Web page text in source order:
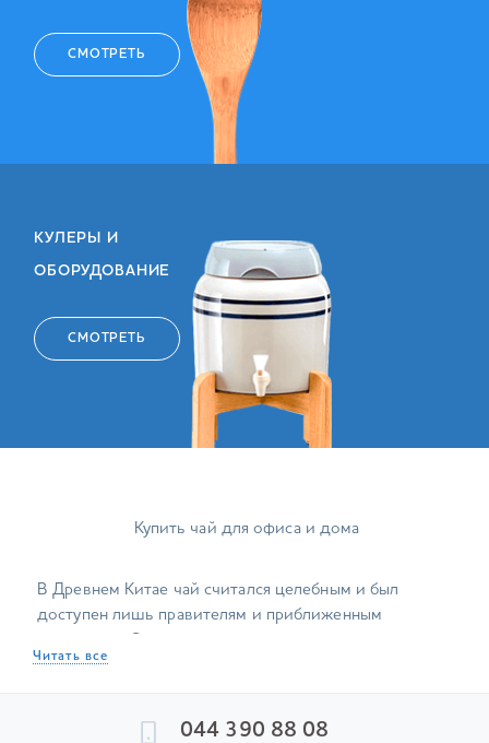
СМОТРЕТЬ
КУЛЕРЫ И
ОБОРУДОВАНИЕ
СМОТРЕТЬ
Купить чай для офиса и дома
В Древнем Китае чай считался целебным и был
доступен лишь правителям и приближенным
трактаты. Когда азиатские страны начали вести
Читать все
044 390 88 08